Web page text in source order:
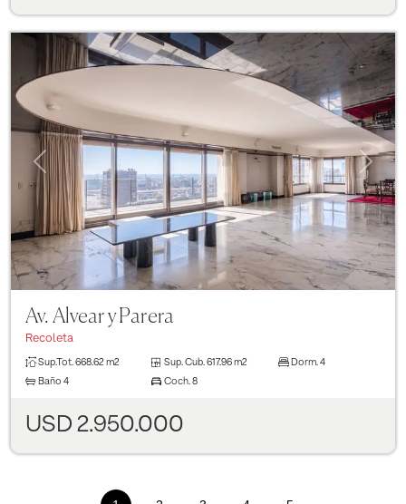
Previous Next
Av. Alvear y Parera
Recoleta
Sup.Tot.668.62 m2 Sup. Cub. 617.96 m2 Dorm. 4
Baño 4 Coch. 8
USD 2.950.000